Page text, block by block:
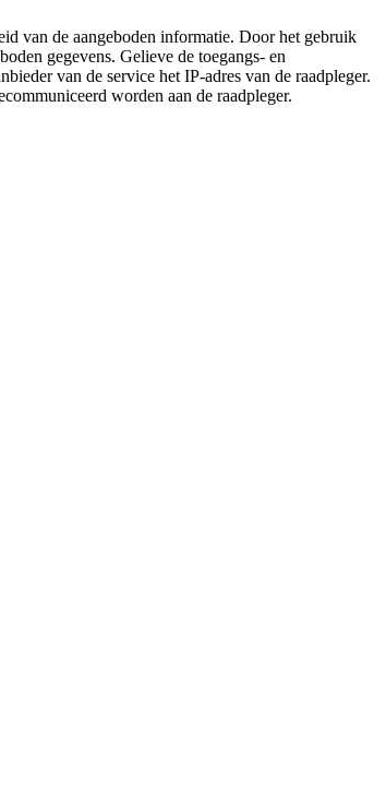
van de aangeboden informatie. Door het gebruik
gegevens. Gelieve de toegangs- en
van de service het IP-adres van de raadpleger.
worden aan de raadpleger.